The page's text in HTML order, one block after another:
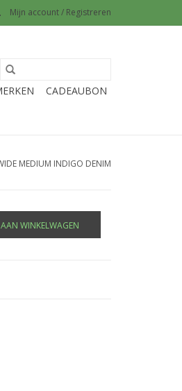
Mijn account / Registreren
CADEAUBON
MEDIUM INDIGO DENIM
WINKELWAGEN